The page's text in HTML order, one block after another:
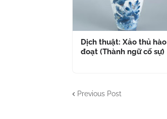
Dịch thuật: Xảo thủ hào
đoạt (Thành ngữ cố sự)
Previous Post